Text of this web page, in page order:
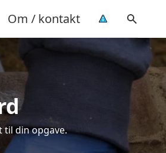
Om / kontakt
til din opgave.